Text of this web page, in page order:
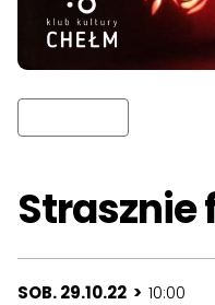
Strasznie
SOB. 29.10.22 > 10:00